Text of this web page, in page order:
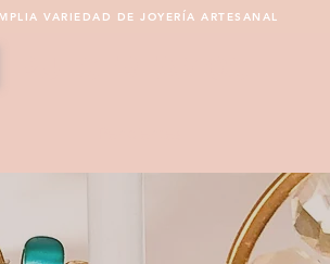
VARIEDAD DE JOYERÍA ARTESANAL